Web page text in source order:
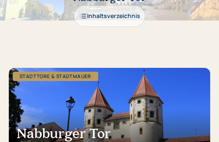
Inhaltsverzeichnis
STADTTORE & STADTMAUER
Nabburger Tor